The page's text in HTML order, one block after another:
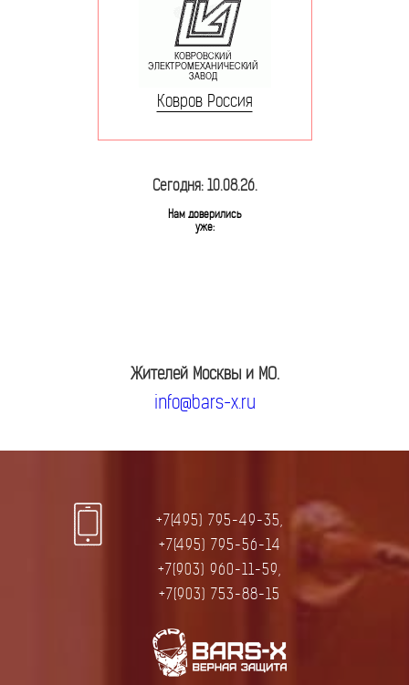
Ковров Россия
Сегодня: 10.08.26.
Нам доверились
уже:
Жителей Москвы и МО.
info@bars-x.ru
+7(495) 795-49-35,
+7(495) 795-56-14
+7(903) 960-11-59,
+7(903) 753-88-15